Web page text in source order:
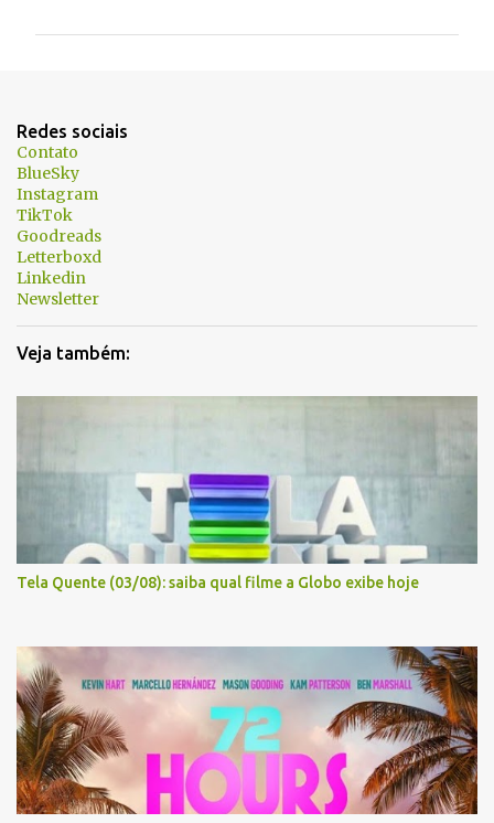
á
r
i
o
s
Redes sociais
Contato
BlueSky
Instagram
TikTok
Goodreads
Letterboxd
Linkedin
Newsletter
Veja também:
Tela Quente (03/08): saiba qual filme a Globo exibe hoje